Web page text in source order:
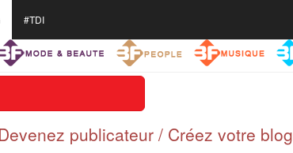
#TDI
publicateur / Créez votre blog